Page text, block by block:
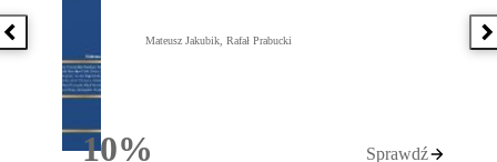
Poprzednia książka
10%
Mateusz Jakubik, Rafał Prabucki
Sprawdź